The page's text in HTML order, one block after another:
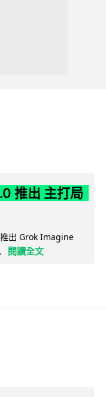
推出 主打局
出 Grok Imagine
閱讀全文